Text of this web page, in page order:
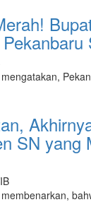
SN yang